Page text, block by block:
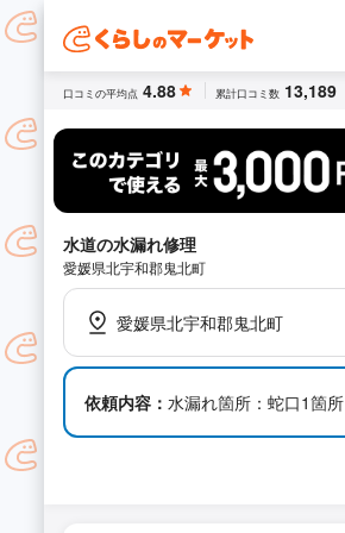
口コミの平均点 4.88 累計口コミ数 13,189
水道の水漏れ修理
愛媛県北宇和郡鬼北町
愛媛県北宇和郡鬼北町
依頼内容： 水漏れ箇所：蛇口1箇所